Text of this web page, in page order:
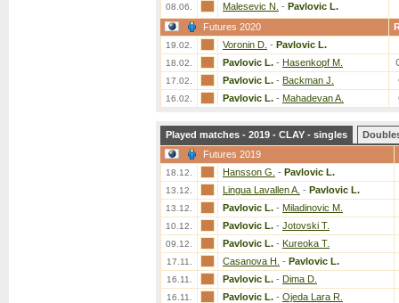
08.06. Malesevic N. - Pavlovic L.
Futures 2020
19.02. Voronin D. - Pavlovic L.
18.02. Pavlovic L. - Hasenkopf M.
17.02. Pavlovic L. - Backman J.
16.02. Pavlovic L. - Mahadevan A.
Played matches - 2019 - CLAY - singles
Futures 2019
18.12. Hansson G. - Pavlovic L.
13.12. Lingua Lavallen A. - Pavlovic L.
13.12. Pavlovic L. - Miladinovic M.
10.12. Pavlovic L. - Jotovski T.
09.12. Pavlovic L. - Kureoka T.
17.11. Casanova H. - Pavlovic L.
16.11. Pavlovic L. - Dima D.
16.11. Pavlovic L. - Ojeda Lara R.